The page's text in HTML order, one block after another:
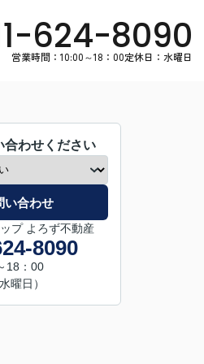
624-8090
営業時間：10:00～18：00定休日：水曜日
合わせください
い合わせ
プ よろず不動産
8090
18：00
曜日）